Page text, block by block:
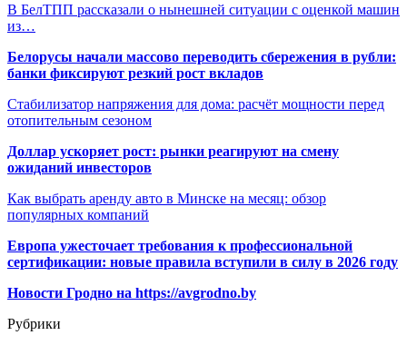
В БелТПП рассказали о нынешней ситуации с оценкой машин
из…
Белорусы начали массово переводить сбережения в рубли:
банки фиксируют резкий рост вкладов
Стабилизатор напряжения для дома: расчёт мощности перед
отопительным сезоном
Доллар ускоряет рост: рынки реагируют на смену
ожиданий инвесторов
Как выбрать аренду авто в Минске на месяц: обзор
популярных компаний
Европа ужесточает требования к профессиональной
сертификации: новые правила вступили в силу в 2026 году
Новости Гродно на https://avgrodno.by
Рубрики